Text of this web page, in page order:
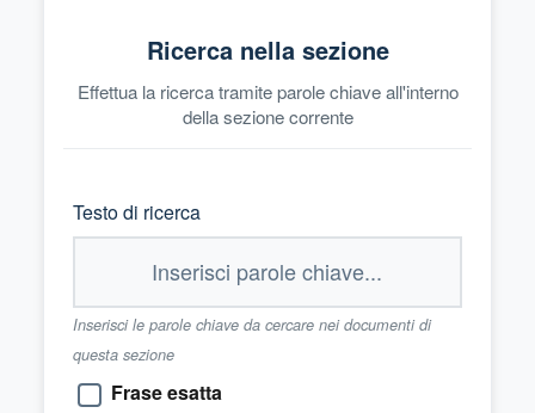
Ricerca nella sezione
Effettua la ricerca tramite parole chiave all'interno
della sezione corrente
Testo di ricerca
Inserisci le parole chiave da cercare nei documenti di
questa sezione
Frase esatta